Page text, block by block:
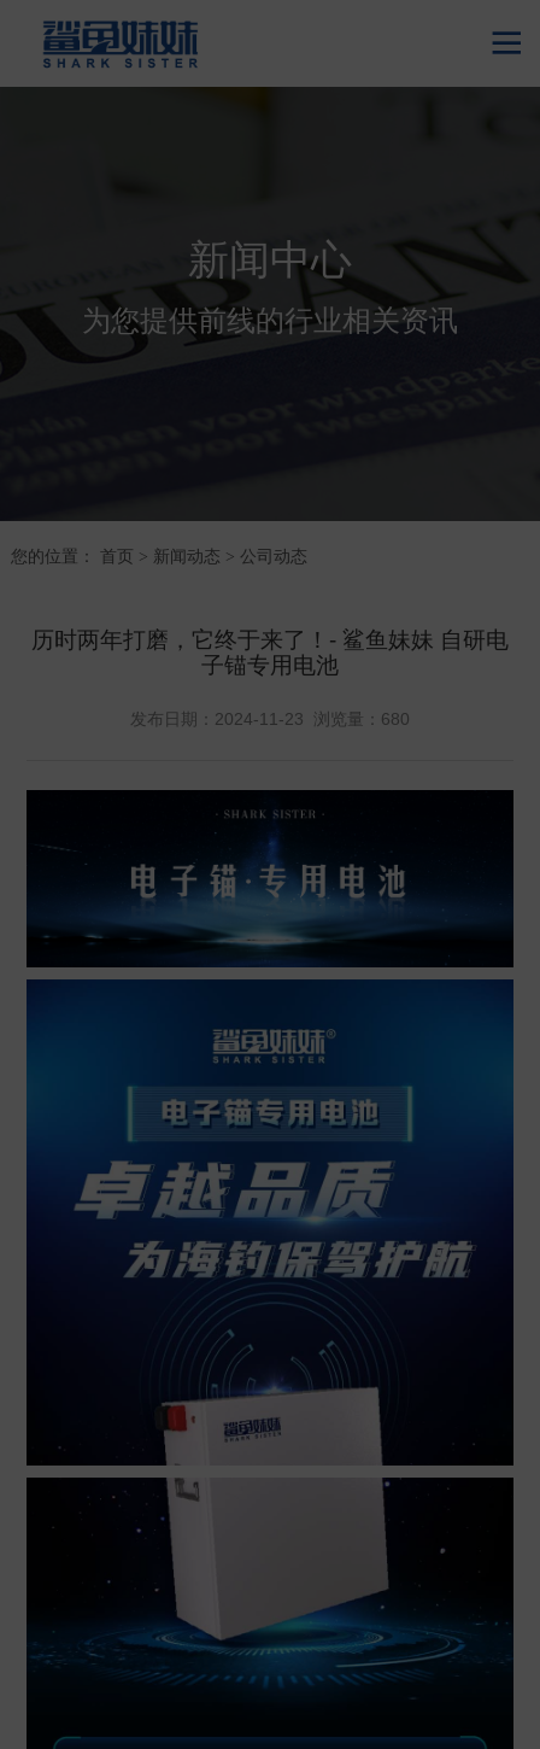

新闻中心
为您提供前线的行业相关资讯
您的位置： 首页 > 新闻动态 > 公司动态
历时两年打磨，它终于来了！- 鲨鱼妹妹 自研电
子锚专用电池
发布日期：2024-11-23 浏览量： 680